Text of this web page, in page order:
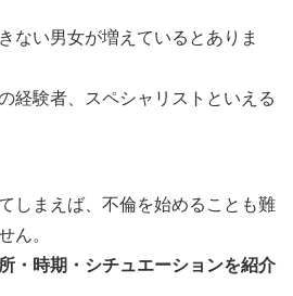
ない男女が増えているとありま
経験者、スペシャリストといえる
しまえば、不倫を始めることも難
ん。
・時期・シチュエーションを紹介